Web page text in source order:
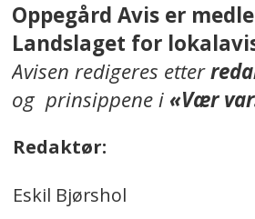
Oppegård Avis er
Landslaget for
Avisen redigeres etter
og prinsippene i«Vær
Redaktør:
Eskil Bjørshol